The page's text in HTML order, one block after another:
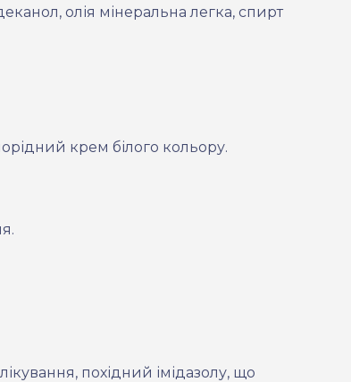
олія мінеральна легка, спирт
крем білого кольору.
похідний імідазолу, що